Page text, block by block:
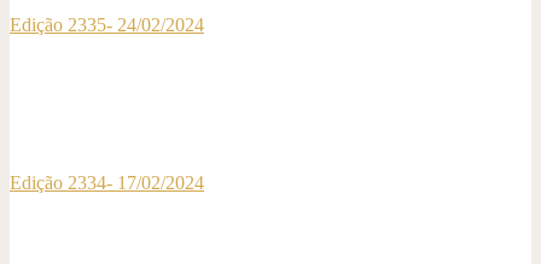
Edição 2335- 24/02/2024
Edição 2334- 17/02/2024